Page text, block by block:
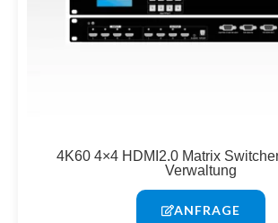
4K60 4×4 HDMI2.0 Matrix
Verwaltung
ANFRAGE